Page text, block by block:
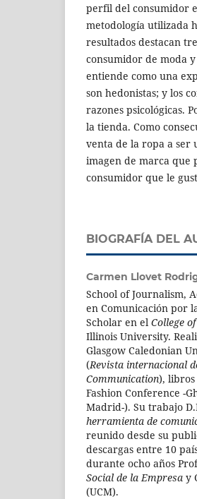
perfil del consumidor
metodología utilizada
resultados destacan
consumidor de moda
entiende como una
son hedonistas; y los
razones psicológicas.
la tienda. Como
venta de la ropa a ser
imagen de marca que
consumidor que le
BIOGRAFÍA DEL
Carmen Llovet
School of Journalism,
en Comunicación por
Scholar en el College
Illinois University.
Glasgow Caledonian
(Revista internacional
Communication), libros
Fashion Conference -
Madrid-). Su trabajo
herramienta de
reunido desde su
descargas entre 10
durante ocho años
Social de la Empresa y
(UCM).